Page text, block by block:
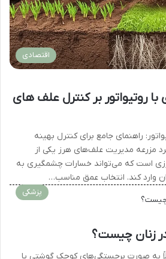
اقتصادی
روتیواتور بر کنترل علف های
راهنمای جامع برای کنترل بهینه
مزرعه مدیریت علف‌های هرز یکی از
است که می‌تواند خسارات چشمگیری به
وارد کند. انتخاب عمق مناسب…
پزشکی
زنان چیست؟
به صورت برجستگی‌های کوچک گوشتی یا